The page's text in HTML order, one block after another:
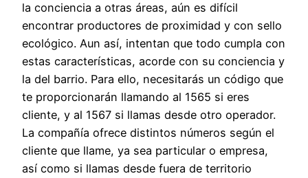
la conciencia a otras áreas, aún es difícil
encontrar productores de proximidad y con sello
ecológico. Aun así, intentan que todo cumpla con
estas características, acorde con su conciencia y
la del barrio. Para ello, necesitarás un código que
te proporcionarán llamando al 1565 si eres
cliente, y al 1567 si llamas desde otro operador.
La compañía ofrece distintos números según el
cliente que llame, ya sea particular o empresa,
así como si llamas desde fuera de territorio